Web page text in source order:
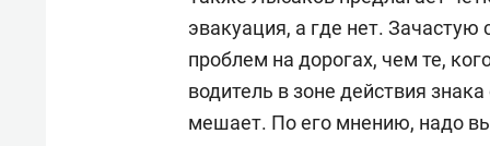
эвакуация, а где нет.
проблем на дорогах, чем те,
водитель в зоне действия
мешает. По его мнению, надо